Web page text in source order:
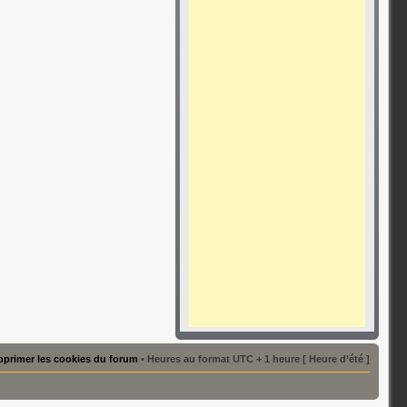
les cookies du forum • Heures au format UTC + 1 heure [ Heure d’été ]